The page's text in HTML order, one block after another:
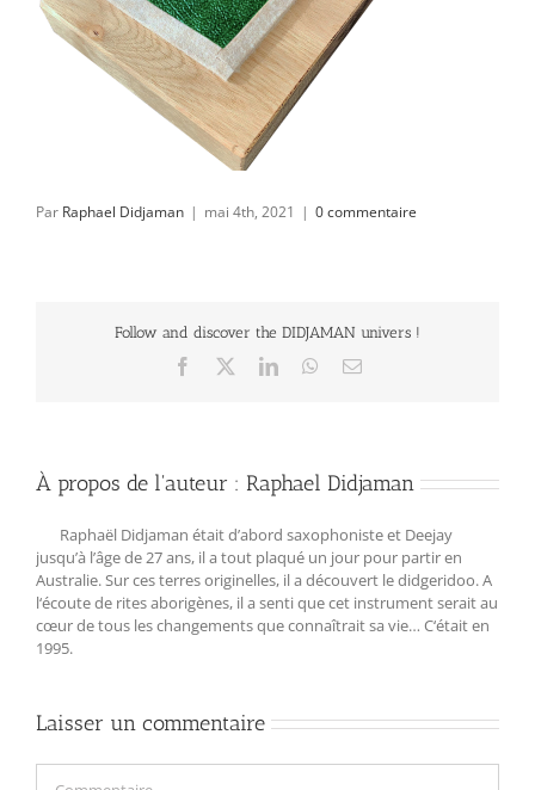
Par Raphael Didjaman | mai 4th, 2021 | 0 commentaire
Follow and discover the DIDJAMAN univers !
Facebook LinkedInWhatsApp
Email
À propos de l'auteur : Raphael Didjaman
Raphaël Didjaman était d’abord saxophoniste et Deejay
jusqu’à l’âge de 27 ans, il a tout plaqué un jour pour partir en
Australie. Sur ces terres originelles, il a découvert le didgeridoo. A
l‘écoute de rites aborigènes, il a senti que cet instrument serait au
cœur de tous les changements que connaîtrait sa vie… C‘était en
1995.
Laisser un commentaire